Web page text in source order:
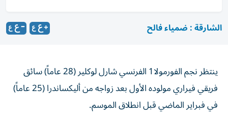
الشارقة : ضمياء فالح
ينتظر نجم الفورمولا1 الفرنسي شارل لوكلير (28 عاماً) سائق
فريقي فيراري مولوده الأول بعد زواجه من أليكساندرا (25 عاماً)
في فبراير الماضي قبل انطلاق الموسم.